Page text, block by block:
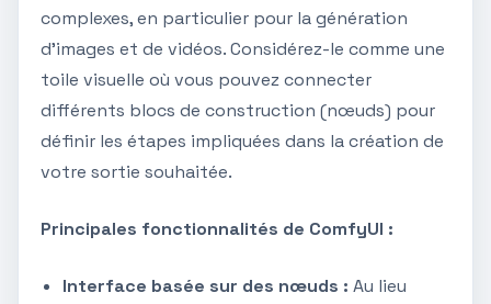
complexes, en particulier pour la génération
d'images et de vidéos. Considérez-le comme une
toile visuelle où vous pouvez connecter
différents blocs de construction (nœuds) pour
définir les étapes impliquées dans la création de
votre sortie souhaitée.
Principales fonctionnalités de ComfyUI :
Interface basée sur des nœuds : Au lieu